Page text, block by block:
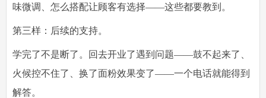
味微调、怎么搭配让顾客有选择——这些都要教到。
第三样：后续的支持。
学完了不是断了。回去开业了遇到问题——鼓不起来了、
火候控不住了、换了面粉效果变了——一个电话就能得到
解答。